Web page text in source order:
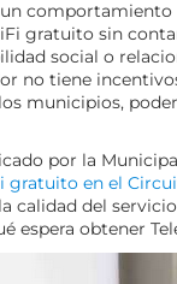
gratuito sin
social o
no tiene
municipios,
por la
gratuito en el
calidad del
espera obtener